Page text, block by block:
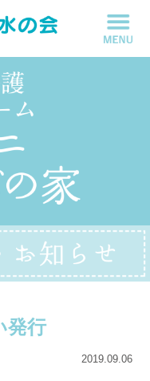
発行
2019.09.06